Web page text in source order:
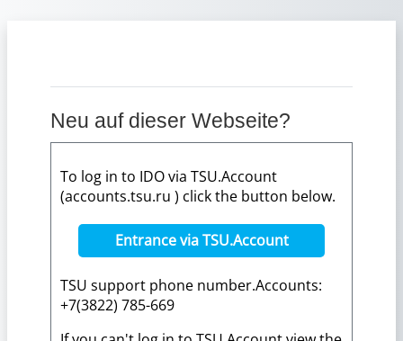
Neu auf dieser Webseite?
To log in to IDO via TSU.Account
(accounts.tsu.ru ) click the button below.
Entrance via TSU.Account
TSU support phone number.Accounts:
+7(3822) 785-669